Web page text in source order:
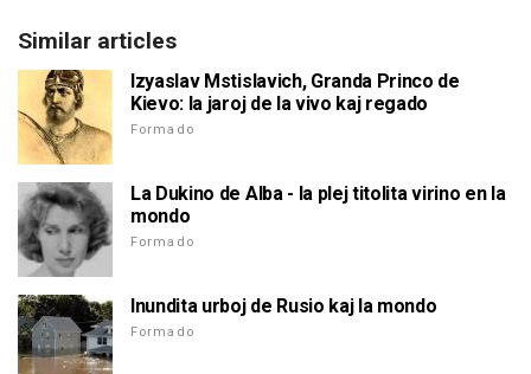
Similar articles
Izyaslav Mstislavich, Granda Princo de
Kievo: la jaroj de la vivo kaj regado
Formado
La Dukino de Alba - la plej titolita virino en la
mondo
Formado
Inundita urboj de Rusio kaj la mondo
Formado